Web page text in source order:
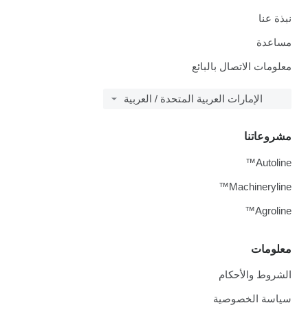
نبذة عنا
مساعدة
معلومات الاتصال بالبائع
الإمارات العربية المتحدة / العربية
معلومات
الشروط والأحكام
سياسة الخصوصية
مشروعاتنا
Autoline™
Machineryline™
Agroline™